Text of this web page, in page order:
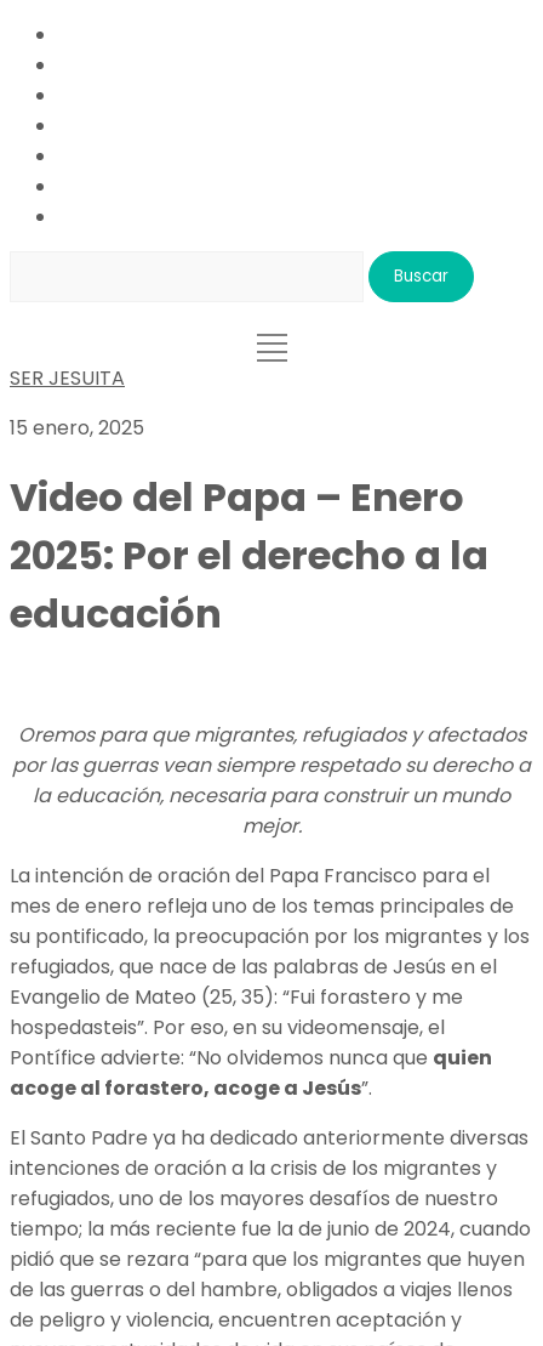
SER JESUITA
15 enero, 2025
Video del Papa – Enero
2025: Por el derecho a la
educación
Oremos para que migrantes, refugiados y afectados
por las guerras vean siempre respetado su derecho a
la educación, necesaria para construir un mundo
mejor.
La intención de oración del Papa Francisco para el
mes de enero refleja uno de los temas principales de
su pontificado, la preocupación por los migrantes y los
refugiados, que nace de las palabras de Jesús en el
Evangelio de Mateo (25, 35): “Fui forastero y me
hospedasteis”. Por eso, en su videomensaje, el
Pontífice advierte: “No olvidemos nunca que quien
acoge al forastero, acoge a Jesús”.
El Santo Padre ya ha dedicado anteriormente diversas
intenciones de oración a la crisis de los migrantes y
refugiados, uno de los mayores desafíos de nuestro
tiempo; la más reciente fue la de junio de 2024, cuando
pidió que se rezara “para que los migrantes que huyen
de las guerras o del hambre, obligados a viajes llenos
de peligro y violencia, encuentren aceptación y